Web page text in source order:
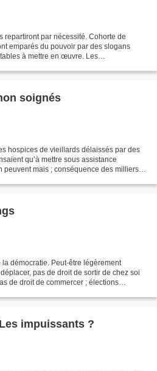
repartiront par nécessité. Cohorte de
emparés du pouvoir par des slogans
à mettre en œuvre. Les
soignés
hospices de vieillards délaissés par des
qu’à mettre sous assistance
peuvent mais ; conséquence des milliers
démocratie. Peut-être légèrement
pas de droit de sortir de chez soi
de droit de commercer ; élections
impuissants ?